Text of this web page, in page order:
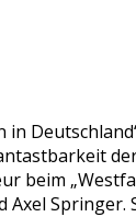
beim